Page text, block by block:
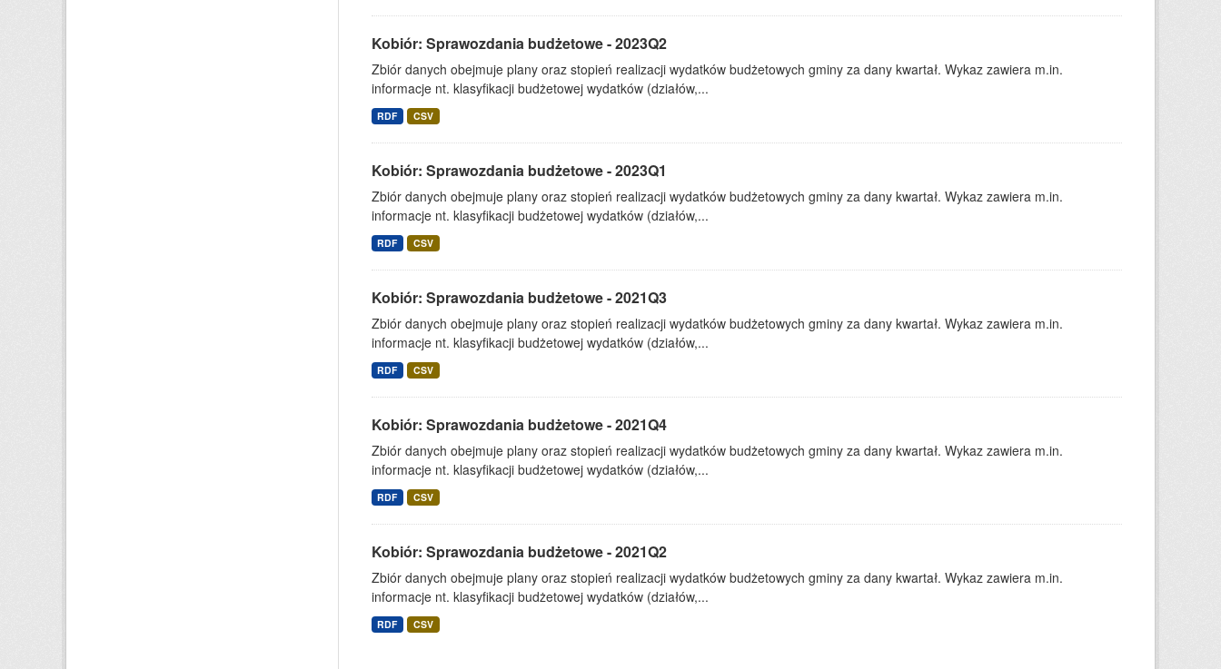
Kobiór: Sprawozdania budżetowe - 2023Q2
Zbiór danych obejmuje plany oraz stopień realizacji wydatków budżetowych gminy za dany kwartał. Wykaz zawiera m.in.
informacje nt. klasyfikacji budżetowej wydatków (działów,...
RDF CSV
Kobiór: Sprawozdania budżetowe - 2023Q1
Zbiór danych obejmuje plany oraz stopień realizacji wydatków budżetowych gminy za dany kwartał. Wykaz zawiera m.in.
informacje nt. klasyfikacji budżetowej wydatków (działów,...
RDF CSV
Kobiór: Sprawozdania budżetowe - 2021Q3
Zbiór danych obejmuje plany oraz stopień realizacji wydatków budżetowych gminy za dany kwartał. Wykaz zawiera m.in.
informacje nt. klasyfikacji budżetowej wydatków (działów,...
RDF CSV
Kobiór: Sprawozdania budżetowe - 2021Q4
Zbiór danych obejmuje plany oraz stopień realizacji wydatków budżetowych gminy za dany kwartał. Wykaz zawiera m.in.
informacje nt. klasyfikacji budżetowej wydatków (działów,...
RDF CSV
Kobiór: Sprawozdania budżetowe - 2021Q2
Zbiór danych obejmuje plany oraz stopień realizacji wydatków budżetowych gminy za dany kwartał. Wykaz zawiera m.in.
informacje nt. klasyfikacji budżetowej wydatków (działów,...
RDF CSV